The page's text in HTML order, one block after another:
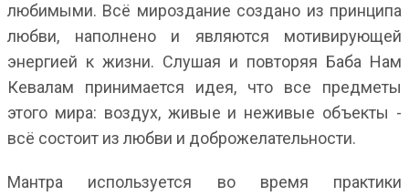
любимыми. Всё мироздание создано из принципа
любви, наполнено и являются мотивирующей
энергией к жизни. Слушая и повторяя Баба Нам
Кевалам принимается идея, что все предметы
этого мира: воздух, живые и неживые объекты -
всё состоит из любви и доброжелательности.
Мантра используется во время практики